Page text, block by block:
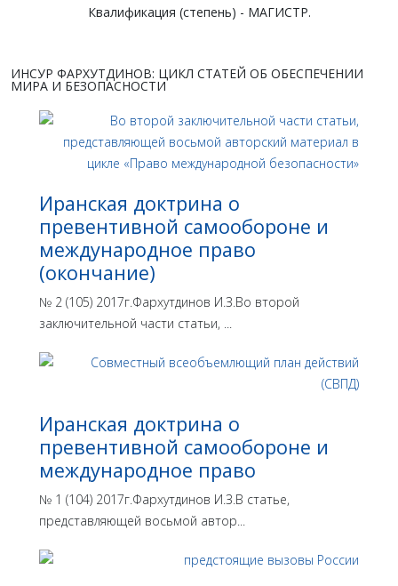
Квалификация (степень) - МАГИСТР.
ИНСУР ФАРХУТДИНОВ: ЦИКЛ СТАТЕЙ ОБ ОБЕСПЕЧЕНИИ
МИРА И БЕЗОПАСНОСТИ
Иранская доктрина о
превентивной самообороне и
международное право
(окончание)
№ 2 (105) 2017г.Фархутдинов И.З.Во второй
заключительной части статьи, ...
Иранская доктрина о
превентивной самообороне и
международное право
№ 1 (104) 2017г.Фархутдинов И.З.В статье,
представляющей восьмой автор...